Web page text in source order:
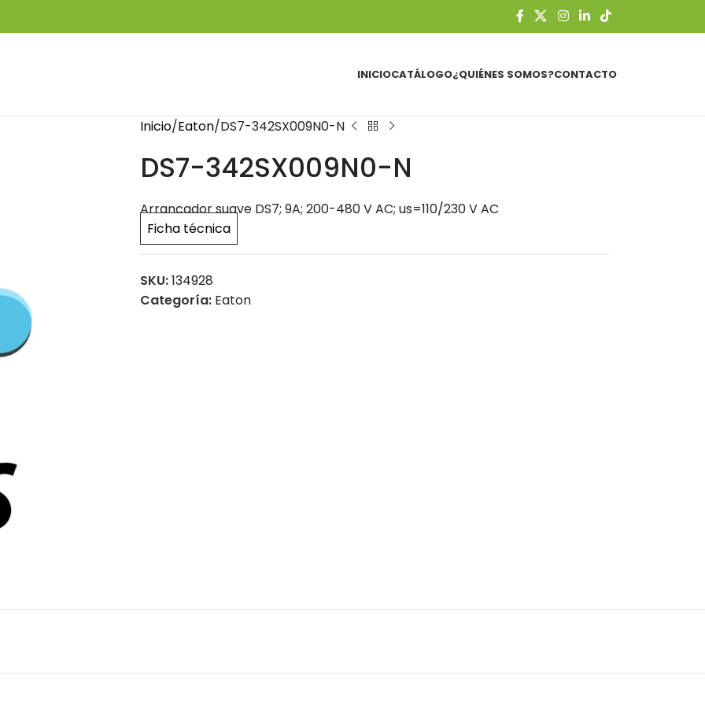
INICIOCATÁLOGO¿QUIÉNES SOMOS?CONTACTO
Inicio Eaton DS7-342SX009N0-N
DS7-342SX009N0-N
Arrancador suave DS7; 9A; 200-480 V AC; us=110/230 V AC
Ficha técnica
SKU:134928
Categoría: Eaton